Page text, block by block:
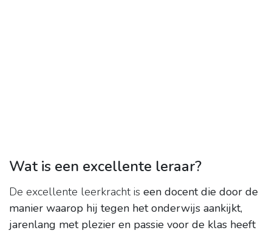
Wat is een excellente leraar?
De excellente leerkracht is een docent die door de
manier waarop hij tegen het onderwijs aankijkt,
jarenlang met plezier en passie voor de klas heeft